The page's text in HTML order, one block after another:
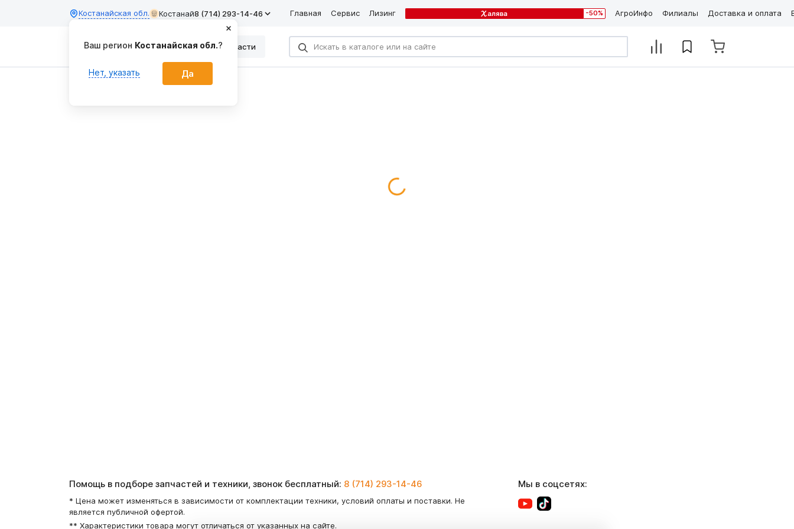
Костанайская обл. Костанай8 (714) 293-14-46 Главная Сервис Лизинг -50% АгроИнфо Филиалы Доставка и оплата
Каталог Запчасти
МТЗ
Помощь в подборе запчастей и техники, звонок бесплатный: 8 (714) 293-14-46
* Цена может изменяться в зависимости от комплектации техники, условий оплаты и поставки. Не
является публичной офертой.
** Характеристики товара могут отличаться от указанных на сайте.
Мы в соцсетях:
Ваш регион Костанайская обл.?
Нет, указать Да